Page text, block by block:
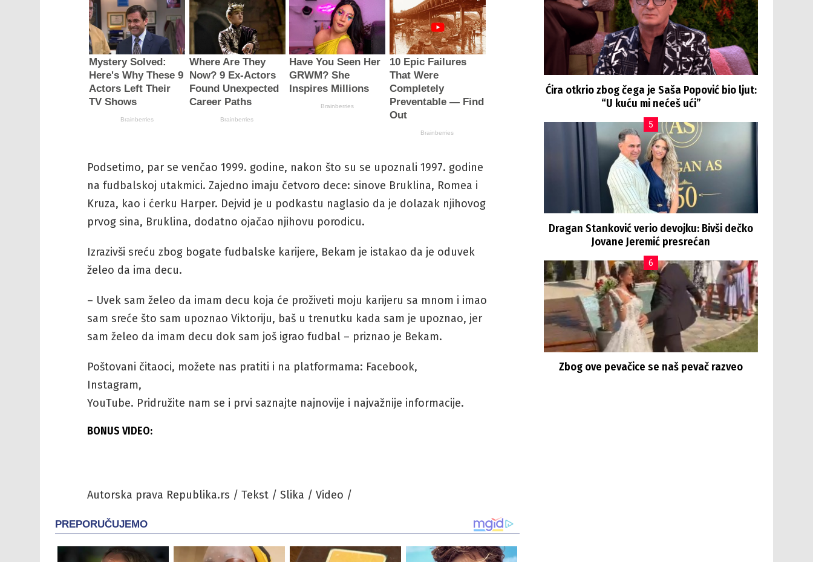
Podsetimo, par se venčao 1999. godine, nakon što su se upoznali 1997. godine
na fudbalskoj utakmici. Zajedno imaju četvoro dece: sinove Bruklina, Romea i
Kruza, kao i ćerku Harper. Dejvid je u podkastu naglasio da je dolazak njihovog
prvog sina, Bruklina, dodatno ojačao njihovu porodicu.
Izrazivši sreću zbog bogate fudbalske karijere, Bekam je istakao da je oduvek
želeo da ima decu.
– Uvek sam želeo da imam decu koja će proživeti moju karijeru sa mnom i imao
sam sreće što sam upoznao Viktoriju, baš u trenutku kada sam je upoznao, jer
sam želeo da imam decu dok sam još igrao fudbal – priznao je Bekam.
Poštovani čitaoci, možete nas pratiti i na platformama: Facebook,
Instagram,
YouTube. Pridružite nam se i prvi saznajte najnovije i najvažnije informacije.
BONUS VIDEO:
Autorska prava Republika.rs / Tekst / Slika / Video /
Ćira otkrio zbog čega je Saša Popović bio ljut:
“U kuću mi nećeš ući”
Dragan Stanković verio devojku: Bivši dečko
Jovane Jeremić presrećan
Zbog ove pevačice se naš pevač razveo